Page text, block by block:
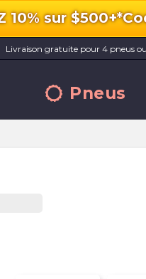
10% sur $500+*
Livraison gratuite pour 4 pneus
Pneus